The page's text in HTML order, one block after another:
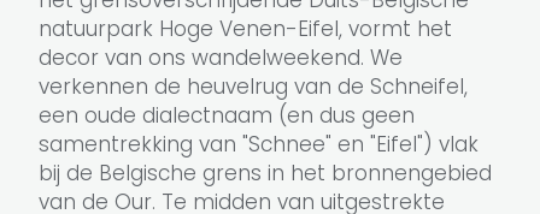
natuurpark Hoge Venen-Eifel, vormt het
decor van ons wandelweekend. We
verkennen de heuvelrug van de Schneifel,
een oude dialectnaam (en dus geen
samentrekking van "Schnee" en "Eifel") vlak
bij de Belgische grens in het bronnengebied
van de Our. Te midden van uitgestrekte